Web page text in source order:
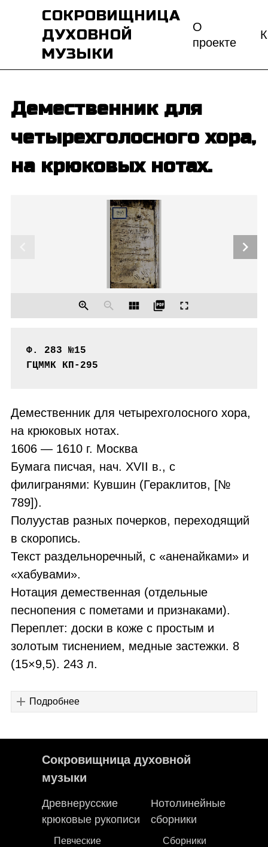
СОКРОВИЩНИЦА
ДУХОВНОЙ
МУЗЫКИ
О
проекте
Демественник для
четырехголосного хора,
на крюковых нотах.
chevron_right
zoom_in zoom_out view_module picture_as_pdf fullscreen
Ф. 283 №15
ГЦММК КП-295
Демественник для четырехголосного хора,
на крюковых нотах.
1606 — 1610 г. Москва
Бумага писчая, нач. XVII в., с
филигранями: Кувшин (Гераклитов, [№
789]).
Полуустав разных почерков, переходящий
в скоропись.
Текст раздельноречный, с «аненайками» и
«хабувами».
Нотация демественная (отдельные
песнопения с пометами и признаками).
Переплет: доски в коже с простым и
золотым тиснением, медные застежки. 8
(15×9,5). 243 л.
Подробнее
Сокровищница духовной
музыки
Древнерусские
крюковые рукописи
Певческие
Нотолинейные
сборники
Сборники